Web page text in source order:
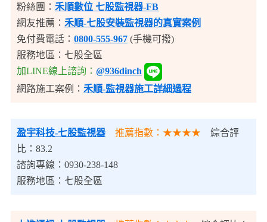
粉絲團： 禾順數位 七股監視器-FB
網友推薦： 禾順-七股安裝監視器的真實案例
免付費電話： 0800-555-967(手機可撥)
服務地區：七股全區
加LINE線上諮詢： @936dinch
網路施工案例： 禾順-監視器施工詳細過程
盈宇科技-七股監視器 推薦指數：★★★★ 綜合評
比：83.2
諮詢專線：0930-238-148
服務地區：七股全區